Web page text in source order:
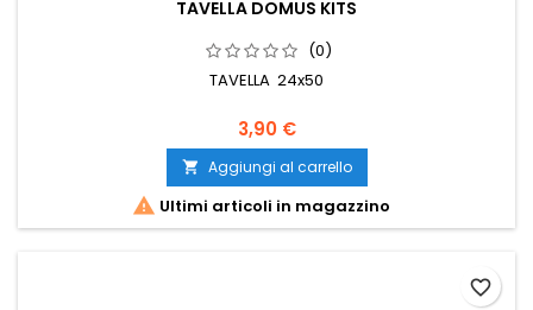
TAVELLA DOMUS KITS
(0)
TAVELLA 24x50
3,90 €
 Aggiungi al carrello
 Ultimi articoli in magazzino
favorite_border